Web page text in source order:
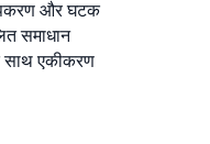
और घटक
समाधान
साथ एकीकरण